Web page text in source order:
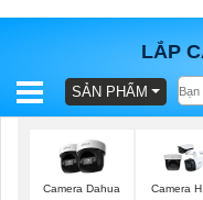
LẮP
BÁO
TRỌN
GÓI
SẢN PHẨM
Camera Dahua
Camera H.265